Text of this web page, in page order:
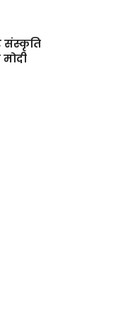
संस्कृति